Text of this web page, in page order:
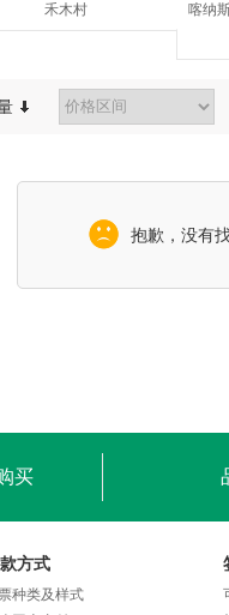
禾木村 喀纳
抱歉，没有
买
方式
种类及样式